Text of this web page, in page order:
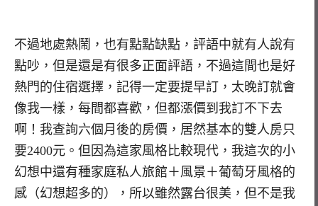
不過地處熱鬧，也有點點缺點，評語中就有人說有
點吵，但是還是有很多正面評語，不過這間也是好
熱門的住宿選擇，記得一定要提早訂，太晚訂就會
像我一樣，每間都喜歡，但都漲價到我訂不下去
啊！我查詢六個月後的房價，居然基本的雙人房只
要2400元。但因為這家風格比較現代，我這次的小
幻想中還有種家庭私人旅館＋風景＋葡萄牙風格的
感（幻想超多的），所以雖然露台很美，但不是我